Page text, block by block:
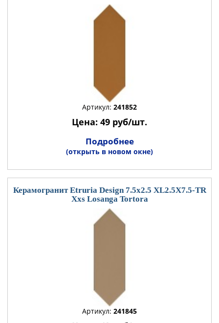
Артикул: 241852
Цена: 49 руб/шт.
Подробнее
(открыть в новом окне)
Керамогранит Etruria Design 7.5x2.5 XL2.5X7.5-TR
Xxs Losanga Tortora
Артикул: 241845